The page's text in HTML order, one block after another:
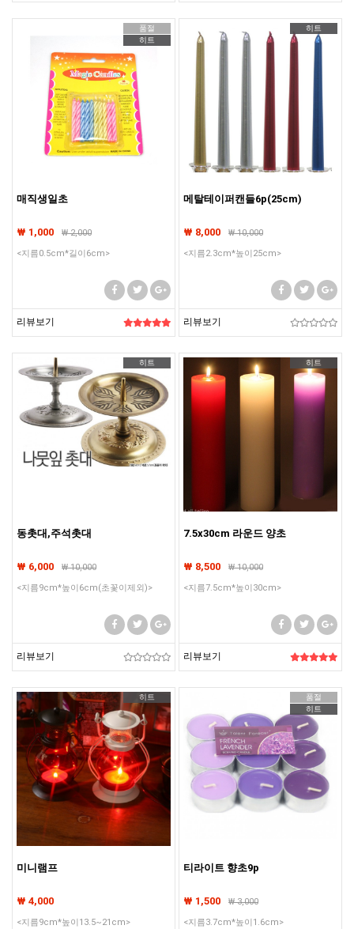
품절
히트
매직생일초
₩ 1,000 ₩2,000
<지름0.5cm*길이6cm>
리뷰보기
히트
메탈테이퍼캔들6p(25cm)
₩ 8,000 ₩10,000
<지름2.3cm*높이25cm>
리뷰보기
히트
동촛대,주석촛대
₩ 6,000 ₩10,000
<지름9cm*높이6cm(초꽃이제외)>
리뷰보기
히트
7.5x30cm 라운드 양초
₩ 8,500 ₩10,000
<지름7.5cm*높이30cm>
리뷰보기
히트
미니램프
₩ 4,000
<지름9cm*높이13.5~21cm>
품절
히트
티라이트 향초9p
₩ 1,500 ₩3,000
<지름3.7cm*높이1.6cm>